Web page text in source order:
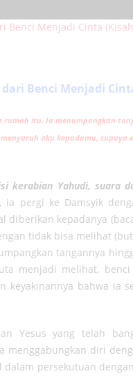
Benci Menjadi
rumah itu. Ia menumpangkan
aku kepadamu, supaya
kerabian Yahudi, suara
ia pergi ke Damsyik
diberikan kepadanya
tidak bisa melihat
tangannya
menjadi melihat,
keyakinannya bahwa ia
Yesus yang telah
menggabungkan diri
persekutuan